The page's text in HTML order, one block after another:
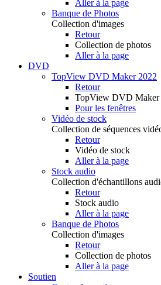
Aller à la page
Banque de Photos
Collection d'images
Retour
Collection de photos
Aller à la page
DVD
TopView DVD Maker 2022
Retour
TopView DVD Maker
Pour les fenêtres
Vidéo de stock
Collection de séquences
Retour
Vidéo de stock
Aller à la page
Stock audio
Collection d'échantillons
Retour
Stock audio
Aller à la page
Banque de Photos
Collection d'images
Retour
Collection de photos
Aller à la page
Soutien